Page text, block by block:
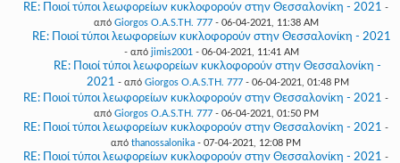
RE: Ποιοί τύποι λεωφορείων κυκλοφορούν στην Θεσσαλονίκη - 2021 -
από Giorgos O.A.S.TH. 777- 06-04-2021, 11:38 AM
RE: Ποιοί τύποι λεωφορείων κυκλοφορούν στην Θεσσαλονίκη - 2021
- από jimis2001 - 06-04-2021, 11:41 AM
RE: Ποιοί τύποι λεωφορείων κυκλοφορούν στην Θεσσαλονίκη -
2021 - από Giorgos O.A.S.TH. 777- 06-04-2021, 01:48 PM
RE: Ποιοί τύποι λεωφορείων κυκλοφορούν στην Θεσσαλονίκη - 2021 -
από Giorgos O.A.S.TH. 777- 06-04-2021, 01:50 PM
RE: Ποιοί τύποι λεωφορείων κυκλοφορούν στην Θεσσαλονίκη - 2021 -
από thanossalonika - 07-04-2021, 12:08 PM
RE: Ποιοί τύποι λεωφορείων κυκλοφορούν στην Θεσσαλονίκη - 2021 -